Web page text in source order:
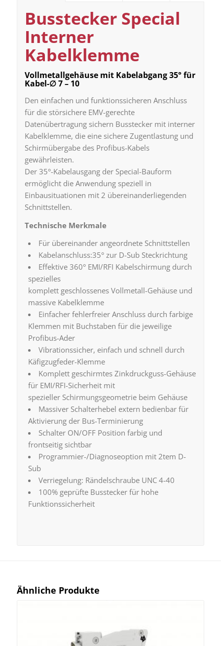
Busstecker Special
Interner
Kabelklemme
Vollmetallgehäuse mit Kabelabgang 35° für
Kabel-∅ 7 – 10
Den einfachen und funktionssicheren Anschluss
für die störsichere EMV-gerechte
Datenübertragung sichern Busstecker mit interner
Kabelklemme, die eine sichere Zugentlastung und
Schirmübergabe des Profibus-Kabels
gewährleisten.
Der 35°-Kabelausgang der Special-Bauform
ermöglicht die Anwendung speziell in
Einbausituationen mit 2 übereinanderliegenden
Schnittstellen.
Technische Merkmale
Für übereinander angeordnete Schnittstellen
Kabelanschluss:35° zur D-Sub Steckrichtung
Effektive 360° EMI/RFI Kabelschirmung durch
spezielles
komplett geschlossenes Vollmetall-Gehäuse und
massive Kabelklemme
Einfacher fehlerfreier Anschluss durch farbige
Klemmen mit Buchstaben für die jeweilige
Profibus-Ader
Vibrationssicher, einfach und schnell durch
Käfigzugfeder-Klemme
Komplett geschirmtes Zinkdruckguss-Gehäuse
für EMI/RFI-Sicherheit mit
spezieller Schirmungsgeometrie beim Gehäuse
Massiver Schalterhebel extern bedienbar für
Aktivierung der Bus-Terminierung
Schalter ON/OFF Position farbig und
frontseitig sichtbar
Programmier-/Diagnoseoption mit 2tem D-
Sub
Verriegelung: Rändelschraube UNC 4-40
100% geprüfte Busstecker für hohe
Funktionssicherheit
Ähnliche Produkte